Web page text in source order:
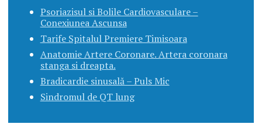
Psoriazisul si Bolile Cardiovasculare –
Conexiunea Ascunsa
Tarife Spitalul Premiere Timisoara
Anatomie Artere Coronare. Artera coronara
stanga si dreapta.
Bradicardie sinusală – Puls Mic
Sindromul de QT lung